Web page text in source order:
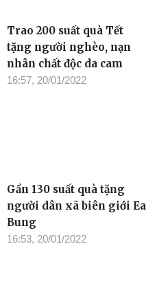
Trao 200 suất quà Tết
tặng người nghèo, nạn
nhân chất độc da cam
16:57, 20/01/2022
Gần 130 suất quà tặng
người dân xã biên giới Ea
Bung
16:53, 20/01/2022